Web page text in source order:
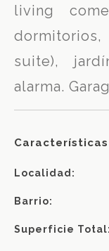
living
suite),
alarma.
Localidad:
Barrio:
Superficie Total: